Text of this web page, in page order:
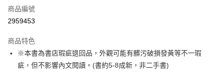
ATM付款
運送方式
付款後全家取貨
每筆NT$60，滿NT$499(含以上)免運費
商品編號
2959453
商品特色
※本書為書店瑕疵退回品，外觀可能有髒污破損發黃等不一瑕
疵，但不影響內文閱讀。(書約5-8成新，非二手書)